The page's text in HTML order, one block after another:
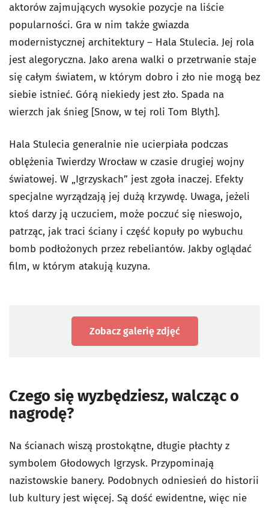
aktorów zajmujących wysokie pozycje na liście
popularności. Gra w nim także gwiazda
modernistycznej architektury – Hala Stulecia. Jej rola
jest alegoryczna. Jako arena walki o przetrwanie staje
się całym światem, w którym dobro i zło nie mogą bez
siebie istnieć. Górą niekiedy jest zło. Spada na
wierzch jak śnieg [Snow, w tej roli Tom Blyth].
Hala Stulecia generalnie nie ucierpiała podczas
oblężenia Twierdzy Wrocław w czasie drugiej wojny
światowej. W „Igrzyskach” jest zgoła inaczej. Efekty
specjalne wyrządzają jej dużą krzywdę. Uwaga, jeżeli
ktoś darzy ją uczuciem, może poczuć się nieswojo,
patrząc, jak traci ściany i część kopuły po wybuchu
bomb podłożonych przez rebeliantów. Jakby oglądać
film, w którym atakują kuzyna.
Zobacz galerię zdjęć
Czego się wyzbędziesz, walcząc o
nagrodę?
Na ścianach wiszą prostokątne, długie płachty z
symbolem Głodowych Igrzysk. Przypominają
nazistowskie banery. Podobnych odniesień do historii
lub kultury jest więcej. Są dość ewidentne, więc nie